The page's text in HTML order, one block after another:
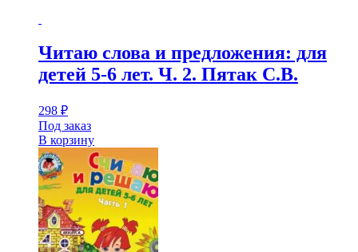
Читаю слова и предложения: для
детей 5-6 лет. Ч. 2. Пятак С.В.
298 ₽
Под заказ
В корзину